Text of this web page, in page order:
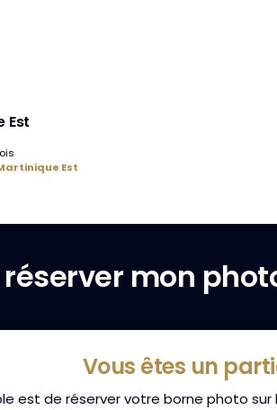
Est
Est
mon
Vous êtes un
est de réserver votre borne photo